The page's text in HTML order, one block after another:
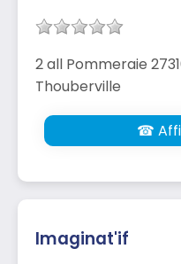
2 all Pommeraie
Thouberville
☎
Imaginat'if